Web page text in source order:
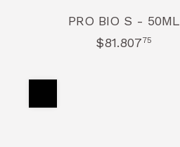
PRO BIO S - 50ML
$81.80775